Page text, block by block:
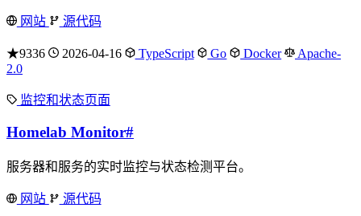
网站 源代码
★9336 2026-04-16 TypeScript Go Docker
Apache-
2.0
监控和状态页面
Homelab Monitor#
服务器和服务的实时监控与状态检测平台。
网站 源代码